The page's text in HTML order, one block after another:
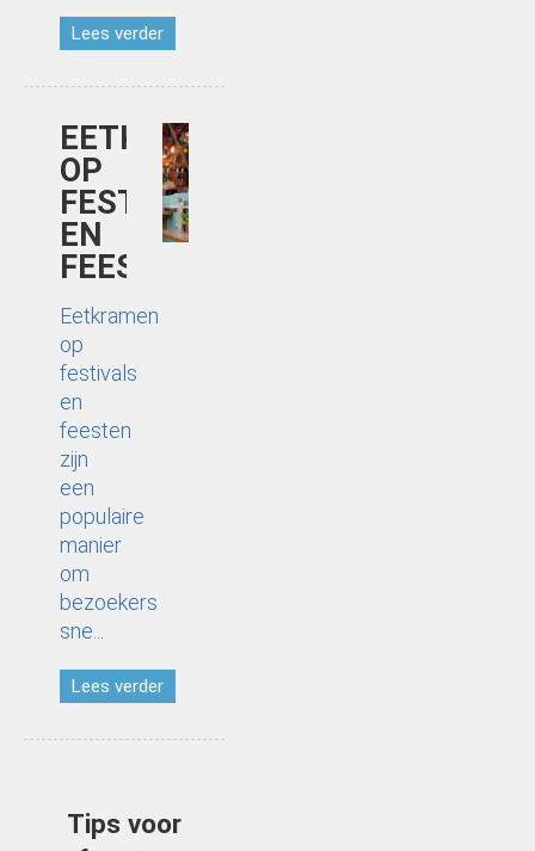
Lees verder
EETKRAMEN
OP
FESTIVALS
EN
FEESTEN
Eetkramen
op
festivals
en
feesten
zijn
een
populaire
manier
om
bezoekers
sne...
Lees verder
Tips voor